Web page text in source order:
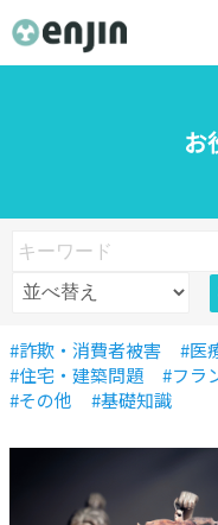
お
#詐欺・消費者被害 #医
#住宅・建築問題
#フラ
#その他
#基礎知識